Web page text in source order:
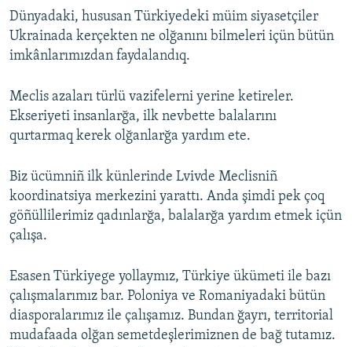
Dünyadaki, hususan Türkiyedeki müim siyasetçiler
Ukrainada kerçekten ne olğanını bilmeleri içün bütün
imkânlarımızdan faydalandıq.
Meclis azaları türlü vazifelerni yerine ketireler.
Ekseriyeti insanlarğa, ilk nevbette balalarını
qurtarmaq kerek olğanlarğa yardım ete.
Biz ücümniñ ilk künlerinde Lvivde Meclisniñ
koordinatsiya merkezini yarattı. Anda şimdi pek çoq
göñüllilerimiz qadınlarğa, balalarğa yardım etmek içün
çalışa.
Esasen Türkiyege yollaymız, Türkiye ükümeti ile bazı
çalışmalarımız bar. Poloniya ve Romaniyadaki bütün
diasporalarımız ile çalışamız. Bundan ğayrı, territorial
mudafaada olğan semetdeşlerimiznen de bağ tutamız.